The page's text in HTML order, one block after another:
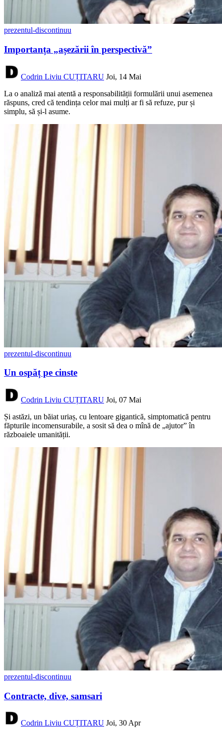
prezentul-discontinuu
Importanța „așezării în perspectivă”
Codrin Liviu CUȚITARU Joi, 14 Mai
La o analiză mai atentă a responsabilității formulării unui asemenea
răspuns, cred că tendința celor mai mulți ar fi să refuze, pur și
simplu, să și-l asume.
prezentul-discontinuu
Un ospăț pe cinste
Codrin Liviu CUȚITARU Joi, 07 Mai
Și astăzi, un băiat uriaș, cu lentoare gigantică, simptomatică pentru
făpturile incomensurabile, a sosit să dea o mînă de „ajutor” în
războaiele umanității.
prezentul-discontinuu
Contracte, dive, samsari
Codrin Liviu CUȚITARU Joi, 30 Apr